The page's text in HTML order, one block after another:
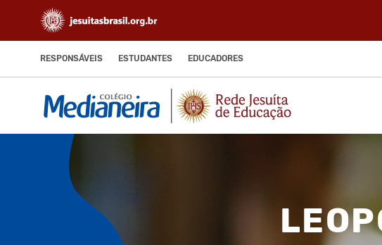
RESPONSÁVEIS ESTUDANTES EDUCADORES